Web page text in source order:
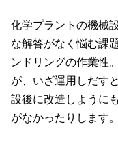
化学プラントの機械
な解答がなく悩む課
ンドリングの作業性
が、いざ運用しだす
設後に改造しように
がなかったりします。